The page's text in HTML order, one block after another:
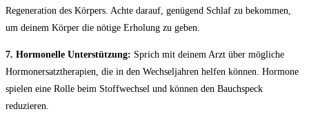
Regeneration des Körpers. Achte darauf, genügend Schlaf zu bekommen,
um deinem Körper die nötige Erholung‍ zu geben.
7. Hormonelle Unterstützung: ⁤Sprich ‍mit deinem Arzt über mögliche
Hormonersatztherapien, die in den Wechseljahren helfen können.⁢ Hormone
spielen eine Rolle ​beim Stoffwechsel und können den⁢ Bauchspeck
reduzieren.